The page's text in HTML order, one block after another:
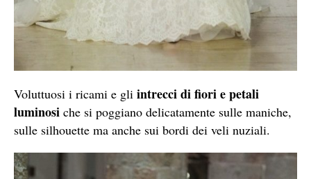
Voluttuosi i ricami e gli intrecci di fiori e petali
luminosi che si poggiano delicatamente sulle maniche,
sulle silhouette ma anche sui bordi dei veli nuziali.